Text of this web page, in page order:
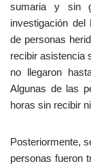
sumaria y sin
investigación del
de personas
recibir asistencia
no llegaron
Algunas de las
horas sin recibir
Posteriormente,
personas fueron